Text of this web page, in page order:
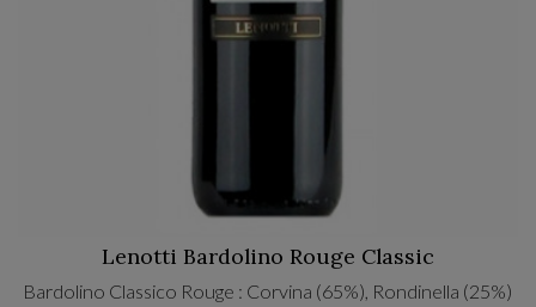
Lenotti Bardolino Rouge Classic
Bardolino Classico Rouge : Corvina (65%), Rondinella (25%)